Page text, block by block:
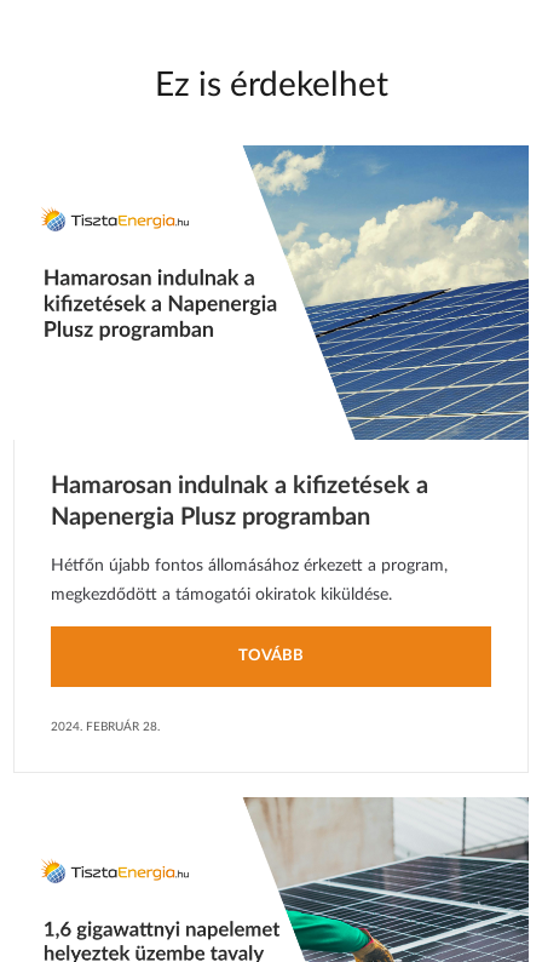
Ez is érdekelhet
Hamarosan indulnak a kifizetések a
Napenergia Plusz programban
Hétfőn újabb fontos állomásához érkezett a program,
megkezdődött a támogatói okiratok kiküldése.
TOVÁBB
2024. FEBRUÁR 28.